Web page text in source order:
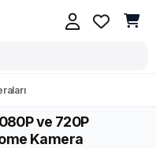
ve 720P
Kamera